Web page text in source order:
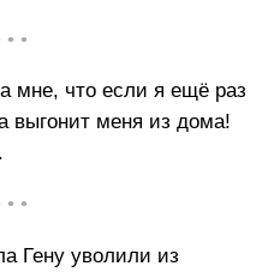
• •
мне, что если я ещё раз
выгонит меня из дома!
• •
Гену уволили из